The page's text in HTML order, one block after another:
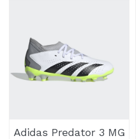
Adidas Predator 3 MG